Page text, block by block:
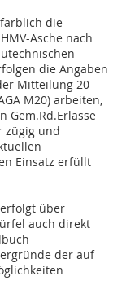
die
Asche nach
die Angaben
Mitteilung 20
M20) arbeiten,
Gem.Rd.Erlasse
zügig und
Einsatz erfüllt
über
auch direkt
der auf